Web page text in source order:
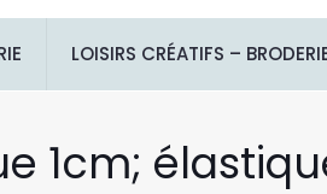
LOISIRS CRÉATIFS –
1cm;